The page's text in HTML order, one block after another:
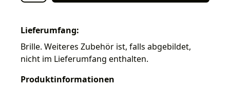
Lieferumfang:
Brille. Weiteres Zubehör ist, falls abgebildet,
nicht im Lieferumfang enthalten.
Produktinformationen